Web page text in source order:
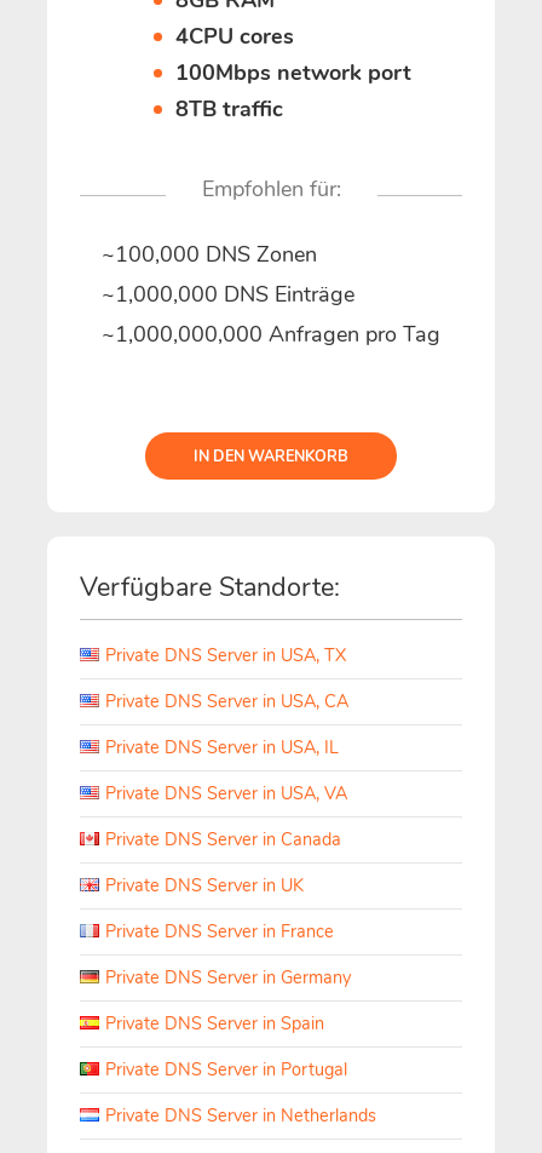
4CPU cores
100Mbps network port
8TB traffic
Empfohlen für:
~100,000 DNS Zonen
~1,000,000 DNS Einträge
~1,000,000,000 Anfragen pro Tag
IN DEN WARENKORB
Verfügbare Standorte:
Private DNS Server in USA, TX
Private DNS Server in USA, CA
Private DNS Server in USA, IL
Private DNS Server in USA, VA
Private DNS Server in Canada
Private DNS Server in UK
Private DNS Server in France
Private DNS Server in Germany
Private DNS Server in Spain
Private DNS Server in Portugal
Private DNS Server in Netherlands